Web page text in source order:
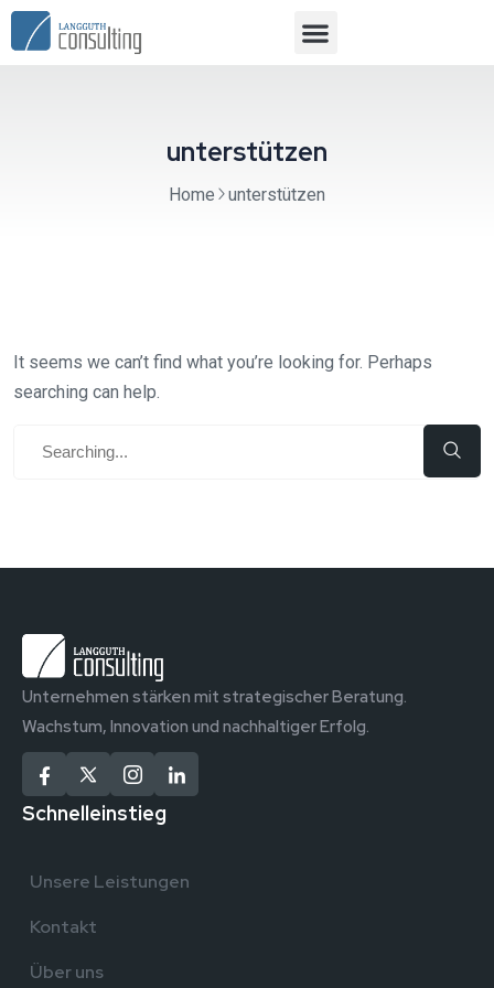
unterstützen
Home unterstützen
It seems we can’t find what you’re looking for. Perhaps
searching can help.
Unternehmen stärken mit strategischer Beratung.
Wachstum, Innovation und nachhaltiger Erfolg.
Schnelleinstieg
Unsere Leistungen
Kontakt
Über uns